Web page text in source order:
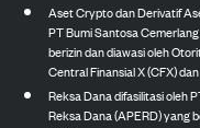
Aset Crypto dan Derivatif
PT Bumi Santosa
berizin dan diawasi oleh
Central Finansial X (CFX)
Reksa Dana difasilitasi oleh
Reksa Dana (APERD) yang